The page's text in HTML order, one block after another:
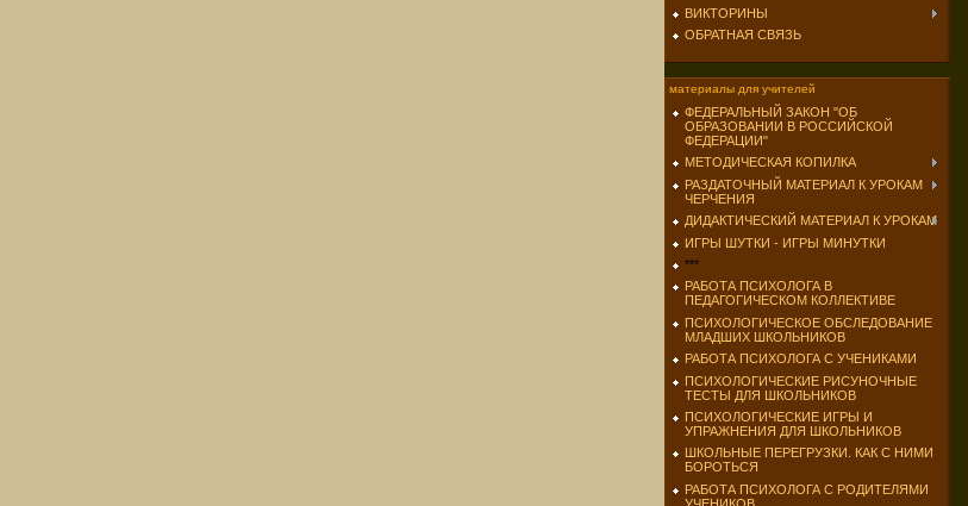
ВИКТОРИНЫ
ОБРАТНАЯ СВЯЗЬ
материалы для учителей
ФЕДЕРАЛЬНЫЙ ЗАКОН "ОБ
ОБРАЗОВАНИИ В РОССИЙСКОЙ
ФЕДЕРАЦИИ"
МЕТОДИЧЕСКАЯ КОПИЛКА
РАЗДАТОЧНЫЙ МАТЕРИАЛ К УРОКАМ
ЧЕРЧЕНИЯ
ДИДАКТИЧЕСКИЙ МАТЕРИАЛ К УРОКАМ
ИГРЫ ШУТКИ - ИГРЫ МИНУТКИ
***
РАБОТА ПСИХОЛОГА В
ПЕДАГОГИЧЕСКОМ КОЛЛЕКТИВЕ
ПСИХОЛОГИЧЕСКОЕ ОБСЛЕДОВАНИЕ
МЛАДШИХ ШКОЛЬНИКОВ
РАБОТА ПСИХОЛОГА С УЧЕНИКАМИ
ПСИХОЛОГИЧЕСКИЕ РИСУНОЧНЫЕ
ТЕСТЫ ДЛЯ ШКОЛЬНИКОВ
ПСИХОЛОГИЧЕСКИЕ ИГРЫ И
УПРАЖНЕНИЯ ДЛЯ ШКОЛЬНИКОВ
ШКОЛЬНЫЕ ПЕРЕГРУЗКИ. КАК С НИМИ
БОРОТЬСЯ
РАБОТА ПСИХОЛОГА С РОДИТЕЛЯМИ